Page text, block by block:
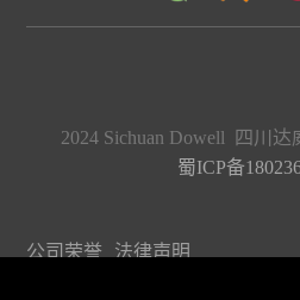
2024 Sichuan Dowell 四川
蜀ICP备
公司荣誉 法律声明